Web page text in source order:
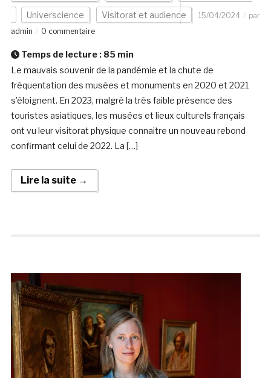
Universcience Visitorat et audience 15/04/2024
par
admin
0 commentaire
Temps de lecture : 85 min
Le mauvais souvenir de la pandémie et la chute de
fréquentation des musées et monuments en 2020 et 2021
s’éloignent. En 2023, malgré la très faible présence des
touristes asiatiques, les musées et lieux culturels français
ont vu leur visitorat physique connaitre un nouveau rebond
confirmant celui de 2022. La […]
Lire la suite →